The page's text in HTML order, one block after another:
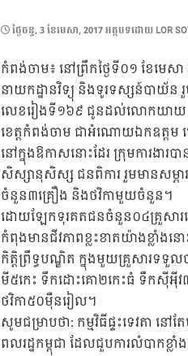
POSTED
ថ្ងៃ​ចន្ទ, 3 ខែ​មេសា, 2017អត្ថបទដោយ LOR
កំពង់ចាម៖ នៅព្រឹកថ្ងៃទី០១ ខែមេសា
នាយកដ្ឋានវិទ្យុ និងទូរទស្សន៍បាយ័
លេខរៀងទី១៦៩ ជូនដល់លោកយាយ
ខេត្តកំពង់ចាម ជាអំណោយឯកឧត្តម
នៅក្នុងឱកាសនោះដែរ ក្រុមការ
សិស្សានុសិស្ស ជនពិការ រួមមានសម្ភា
ចំនួន៣គ្រឿង និងថវិកាមួយចំនួន។
ដោយឡែកទុរគតជនចំនួន០៤គ្រួសារ
កំពុងមានជីវភាពខ្លះខាតយ៉ាងខ្លាំ
កិត្តិព្រឹទ្ធបណ្ឌិត ក្នុងមួយគ្រួសារទទួ
មី៥កេះ ទឹកដោះគោ២កេះធំ ទឹកសុីអុីវ៣
ថវិកា៥០មុឺនរៀល។
សូមជម្រាបថា: កម្មវិធីផ្ទះទេវតា ន
ពលរដ្ឋកម្ពុជា ដែលជួបការលំបាកខ្